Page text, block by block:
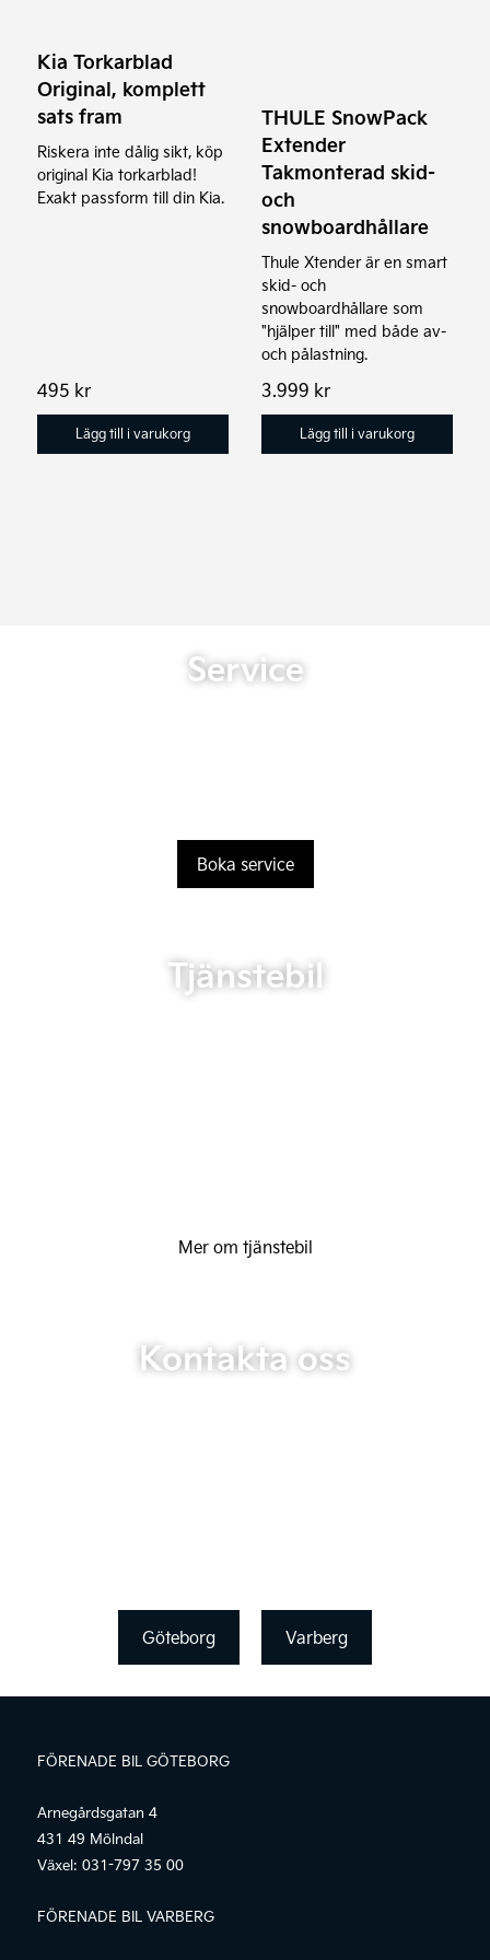
Kia Torkarblad
Original, komplett
sats fram
Riskera inte dålig sikt, köp
original Kia torkarblad!
Exakt passform till din Kia.
495 kr
Lägg till i varukorg
THULE SnowPack
Extender
Takmonterad skid-
och
snowboardhållare
Thule Xtender är en smart
skid- och
snowboardhållare som
"hjälper till" med både av-
och pålastning.
3.999 kr
Lägg till i varukorg
Service
Boka service
Tjänstebil
Mer om tjänstebil
Kontakta oss
Göteborg Varberg
FÖRENADE BIL GÖTEBORG
Arnegårdsgatan 4
431 49 Mölndal
Växel: 031-797 35 00
FÖRENADE BIL VARBERG